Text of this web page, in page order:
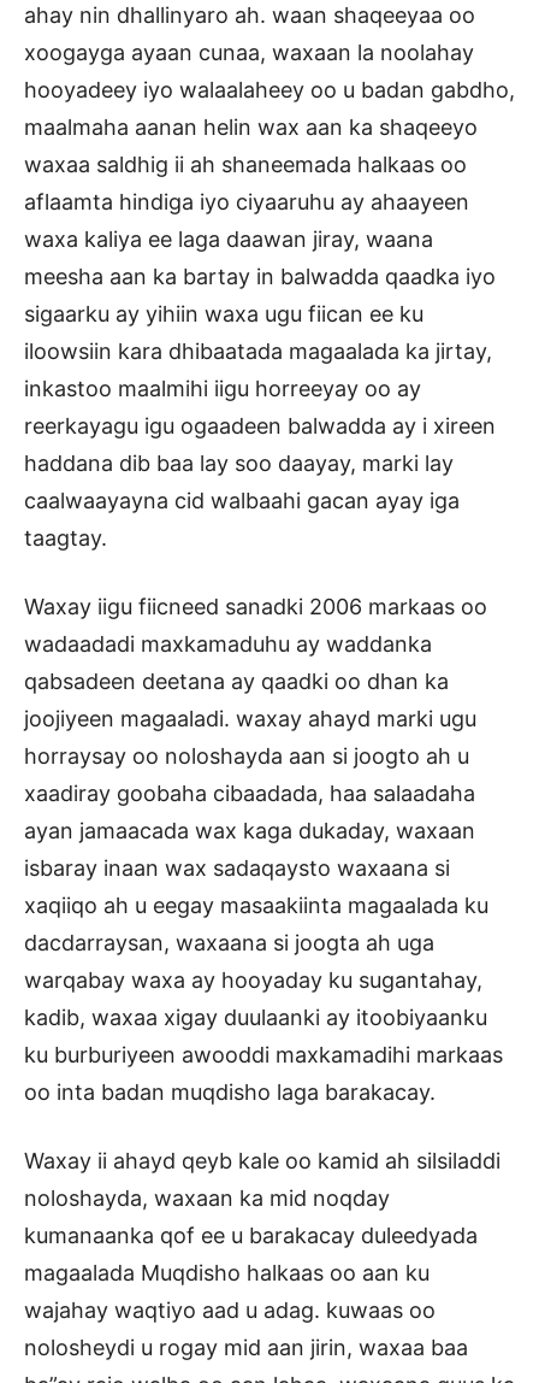
ahay nin dhallinyaro ah. waan shaqeeyaa oo
xoogayga ayaan cunaa, waxaan la noolahay
hooyadeey iyo walaalaheey oo u badan gabdho,
maalmaha aanan helin wax aan ka shaqeeyo
waxaa saldhig ii ah shaneemada halkaas oo
aflaamta hindiga iyo ciyaaruhu ay ahaayeen
waxa kaliya ee laga daawan jiray, waana
meesha aan ka bartay in balwadda qaadka iyo
sigaarku ay yihiin waxa ugu fiican ee ku
iloowsiin kara dhibaatada magaalada ka jirtay,
inkastoo maalmihi iigu horreeyay oo ay
reerkayagu igu ogaadeen balwadda ay i xireen
haddana dib baa lay soo daayay, marki lay
caalwaayayna cid walbaahi gacan ayay iga
taagtay.
Waxay iigu fiicneed sanadki 2006 markaas oo
wadaadadi maxkamaduhu ay waddanka
qabsadeen deetana ay qaadki oo dhan ka
joojiyeen magaaladi. waxay ahayd marki ugu
horraysay oo noloshayda aan si joogto ah u
xaadiray goobaha cibaadada, haa salaadaha
ayan jamaacada wax kaga dukaday, waxaan
isbaray inaan wax sadaqaysto waxaana si
xaqiiqo ah u eegay masaakiinta magaalada ku
dacdarraysan, waxaana si joogta ah uga
warqabay waxa ay hooyaday ku sugantahay,
kadib, waxaa xigay duulaanki ay itoobiyaanku
ku burburiyeen awooddi maxkamadihi markaas
oo inta badan muqdisho laga barakacay.
Waxay ii ahayd qeyb kale oo kamid ah silsiladdi
noloshayda, waxaan ka mid noqday
kumanaanka qof ee u barakacay duleedyada
magaalada Muqdisho halkaas oo aan ku
wajahay waqtiyo aad u adag. kuwaas oo
nolosheydi u rogay mid aan jirin, waxaa baa